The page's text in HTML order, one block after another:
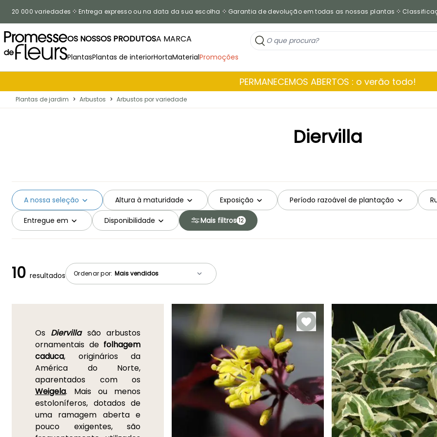
20 000 variedades Entrega expresso ou na data da sua escolha Garantia de devolução em todas as nossas plantas
OS NOSSOS PRODUTOSA MARCA
PlantasPlantas de interiorHortaMaterialPromoções
PERMANECEMOS ABERTOS : o verão todo!
Plantas de jardim > Arbustos > Arbustos por variedade
Diervilla
Altura à maturidade Exposição Período razoável de plantação
Entregue em
A nossa seleção
Disponibilidade Mais filtros 12
Ordenar por:
10 resultados
Os Diervillasão arbustos
ornamentais de folhagem
caduca, originários da
América do Norte,
aparentados com os
Weigela. Mais ou menos
estoloníferos, dotados de
uma ramagem aberta e
pouco exigentes, são